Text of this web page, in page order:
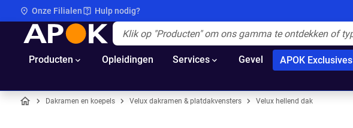
Onze Filialen Hulp nodig?
APOK
Producten Opleidingen Services Gevel APOK Exclusives
Dakramen en koepels Velux dakramen & platdakvensters Velux hellend dak